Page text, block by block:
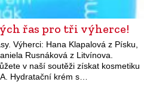
řas pro tři výherce!
Výherci: Hana Klapalová z Písku,
Rusnáková z Litvínova.
v naší soutěži získat kosmetiku
Hydratační krém s…